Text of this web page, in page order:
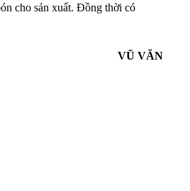
cho sản xuất. Đồng thời có
VŨ VĂN